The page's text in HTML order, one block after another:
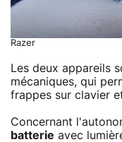
Razer
Les deux appareils
mécaniques, qui
frappes sur clavier
Concernant
batterie avec